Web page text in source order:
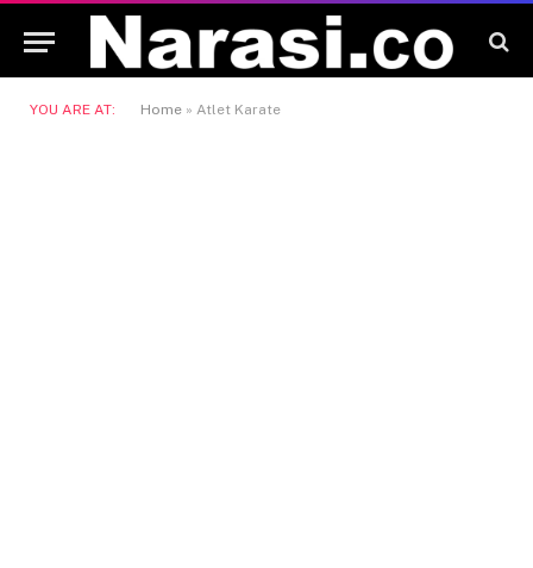
YOU ARE AT: Home » Atlet Karate